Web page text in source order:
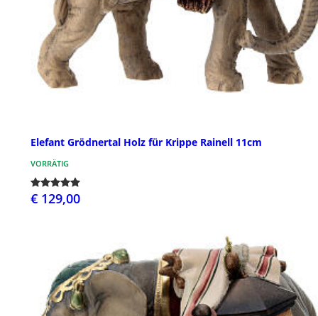
Elefant Grödnertal Holz für Krippe Rainell 11cm
VORRÄTIG
€ 129,00